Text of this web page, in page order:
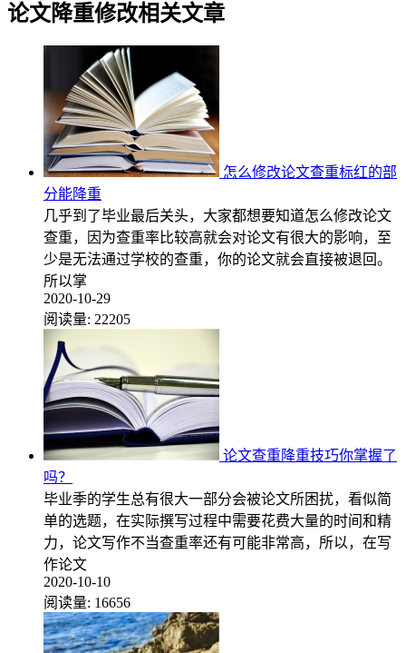
论文降重修改相关文章
怎么修改论文查重标红的部
分能降重
几乎到了毕业最后关头，大家都想要知道怎么修改论文
查重，因为查重率比较高就会对论文有很大的影响，至
少是无法通过学校的查重，你的论文就会直接被退回。
所以掌
2020-10-29
阅读量: 22205
论文查重降重技巧你掌握了
吗？
毕业季的学生总有很大一部分会被论文所困扰，看似简
单的选题，在实际撰写过程中需要花费大量的时间和精
力，论文写作不当查重率还有可能非常高，所以，在写
作论文
2020-10-10
阅读量: 16656